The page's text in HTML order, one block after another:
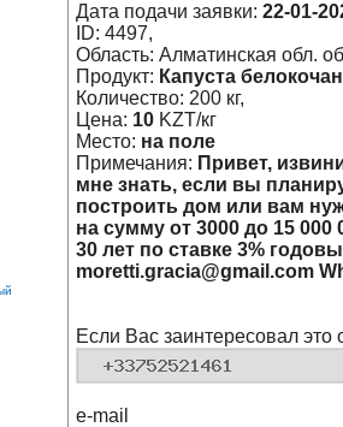
Дата подачи заявки: 22-01-
ID: 4497,
Область: Алматинская обл.
Продукт: Капуста
Количество: 200 кг,
Цена: 10 KZT/кг
Место: на поле
Примечания: Привет,
мне знать, если вы
построить дом или вам
на сумму от 3000 до 15
30 лет по ставке 3%
moretti.gracia@gmail.com
Если Вас заинтересовал это
e-mail